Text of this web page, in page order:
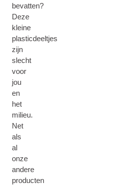
bevatten?
Deze
kleine
plasticdeeltjes
zijn
slecht
voor
jou
en
het
milieu.
Net
als
al
onze
andere
producten